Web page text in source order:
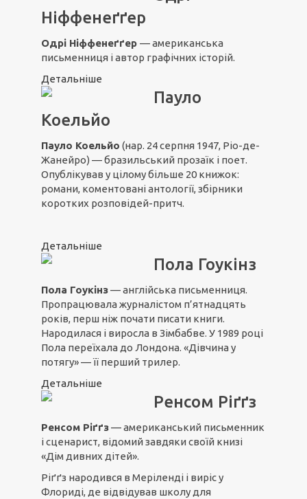
Ніффенеґґер
Одрі Ніффенеґґер — американська
письменниця і автор графічних історій.
Детальніше
Пауло
Коельйо
Пауло Коельйо (нар. 24 серпня 1947, Ріо-де-
Жанейро) — бразильський прозаїк і поет.
Опублікував у цілому більше 20 книжок:
романи, коментовані антології, збірники
коротких розповідей-притч.
Детальніше
Пола Гоукінз
Пола Гоукінз— англійська письменниця.
Пропрацювала журналістом п’ятнадцять
років, перш ніж почати писати книги.
Народилася і виросла в Зімбабве. У 1989 році
Пола переїхала до Лондона. «Дівчина у
потягу» — її перший трилер.
Детальніше
Ренсом Ріґґз
Ренсом Ріґґз— американський письменник
і сценарист, відомий завдяки своїй книзі
«Дім дивних дітей».
Ріґґз народився в Меріленді і виріс у
Флориді, де відвідував школу для